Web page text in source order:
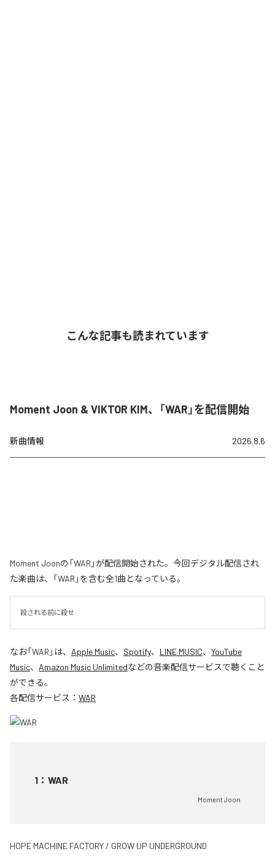
こんな記事も読まれています
Moment Joon & VIKTOR KIM、「WAR」を配信開始
新曲情報 2026.8.6
Moment Joonの「WAR」が配信開始された。今回デジタル配信され
た楽曲は、「WAR」を含む全1曲となっている。
殺される前に殺せ
なお「WAR 」は、 Apple Music、 Spotify、 LINE MUSIC、 YouTube
Music、 Amazon Music Unlimitedなどの音楽配信サービスで聴くこと
ができる。
各配信サービス： WAR
1 ： WAR
Moment Joon
HOPE MACHINE FACTORY / GROW UP UNDERGROUND